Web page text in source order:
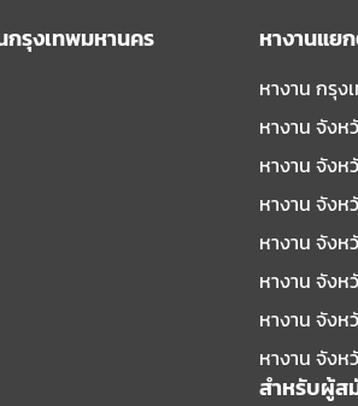
กรุงเทพมหานคร หางานแย
หางาน กรุง
หางาน จังห
หางาน จังห
หางาน จังห
หางาน จัง
หางาน จังห
หางาน จังห
หางาน จังห
สำหรับผู้ส